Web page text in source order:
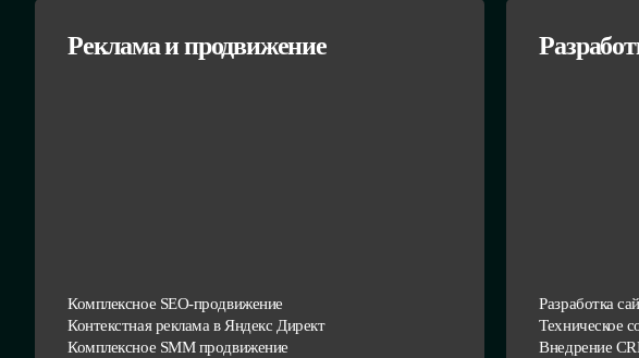
Реклама и продвижение
Комплексное SEO-продвижение
Контекстная реклама в Яндекс Директ
Комплексное SMM продвижение
Разработка
Техническое
Внедрение